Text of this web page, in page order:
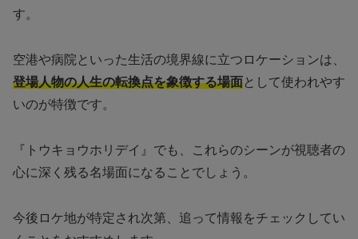
す。
空港や病院といった生活の境界線に立つロケーションは、
登場人物の人生の転換点を象徴する場面として使われやす
いのが特徴です。
『トウキョウホリデイ』でも、これらのシーンが視聴者の
心に深く残る名場面になることでしょう。
今後ロケ地が特定され次第、追って情報をチェックしてい